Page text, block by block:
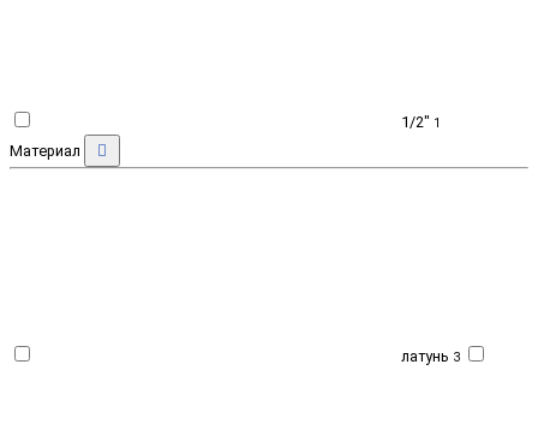
1/2" 1
Материал
латунь 3